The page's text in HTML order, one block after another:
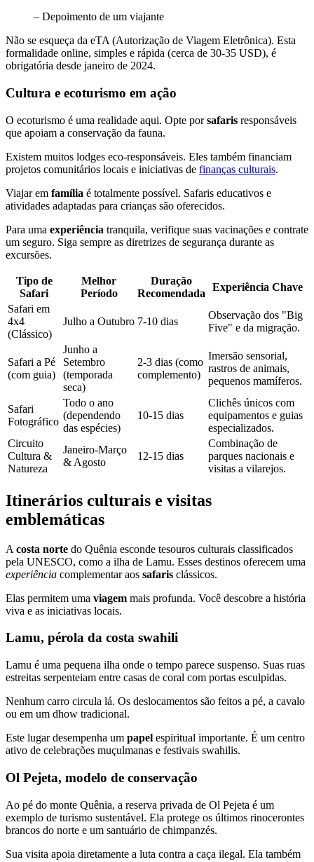
– Depoimento de um viajante
Não se esqueça da eTA (Autorização de Viagem Eletrônica). Esta
formalidade online, simples e rápida (cerca de 30-35 USD), é
obrigatória desde janeiro de 2024.
Cultura e ecoturismo em ação
O ecoturismo é uma realidade aqui. Opte porsafaris responsáveis
que apoiam a conservação da fauna.
Existem muitos lodges eco-responsáveis. Eles também financiam
projetos comunitários locais e iniciativas de finanças culturais.
Viajar em família é totalmente possível. Safaris educativos e
atividades adaptadas para crianças são oferecidos.
Para uma experiência tranquila, verifique suas vacinações e contrate
um seguro. Siga sempre as diretrizes de segurança durante as
excursões.
Tipo de
Safari
Melhor
Período
Duração
Recomendada
Experiência Chave
Safari em
4x4
(Clássico)
Julho a Outubro 7-10 dias
Observação dos "Big
Five" e da migração.
Safari a Pé
(com guia)
Junho a
Setembro
(temporada
seca)
2-3 dias (como
complemento)
Imersão sensorial,
rastros de animais,
pequenos mamíferos.
Safari
Fotográfico
Todo o ano
(dependendo
das espécies)
10-15 dias
Clichês únicos com
equipamentos e guias
especializados.
Circuito
Cultura &
Natureza
Janeiro-Março
& Agosto
12-15 dias
Combinação de
parques nacionais e
visitas a vilarejos.
Itinerários culturais e visitas
emblemáticas
A costa norte do Quênia esconde tesouros culturais classificados
pela UNESCO, como a ilha de Lamu. Esses destinos oferecem uma
experiência complementar aos safaris clássicos.
Elas permitem uma viagem mais profunda. Você descobre a história
viva e as iniciativas locais.
Lamu, pérola da costa swahili
Lamu é uma pequena ilha onde o tempo parece suspenso. Suas ruas
estreitas serpenteiam entre casas de coral com portas esculpidas.
Nenhum carro circula lá. Os deslocamentos são feitos a pé, a cavalo
ou em um dhow tradicional.
Este lugar desempenha um papel espiritual importante. É um centro
ativo de celebrações muçulmanas e festivais swahilis.
Ol Pejeta, modelo de conservação
Ao pé do monte Quênia, a reserva privada de Ol Pejeta é um
exemplo de turismo sustentável. Ela protege os últimos rinocerontes
brancos do norte e um santuário de chimpanzés.
Sua visita apoia diretamente a luta contra a caça ilegal. Ela também